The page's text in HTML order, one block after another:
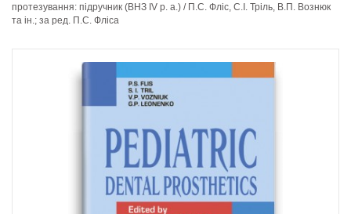
протезування: підручник (ВНЗ ІV р. а.) / П.С. Фліс, С.І. Тріль, В.П. Вознюк
та ін.; за ред. П.С. Фліса